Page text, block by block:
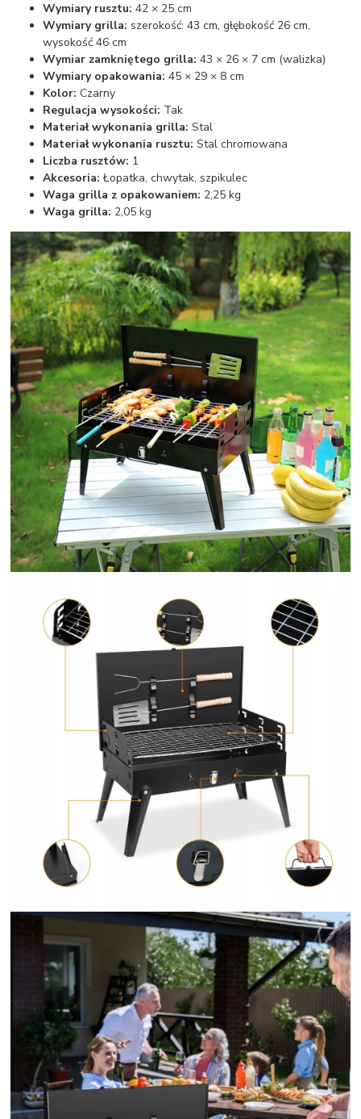
Wymiary rusztu: 42 × 25 cm
Wymiary grilla: szerokość: 43 cm, głębokość 26 cm,
wysokość 46 cm
Wymiar zamkniętego grilla: 43 × 26 × 7 cm (walizka)
Wymiary opakowania: 45 × 29 × 8 cm
Kolor: Czarny
Regulacja wysokości: Tak
Materiał wykonania grilla: Stal
Materiał wykonania rusztu: Stal chromowana
Liczba rusztów: 1
Akcesoria: Łopatka, chwytak, szpikulec
Waga grilla z opakowaniem: 2,25 kg
Waga grilla: 2,05 kg